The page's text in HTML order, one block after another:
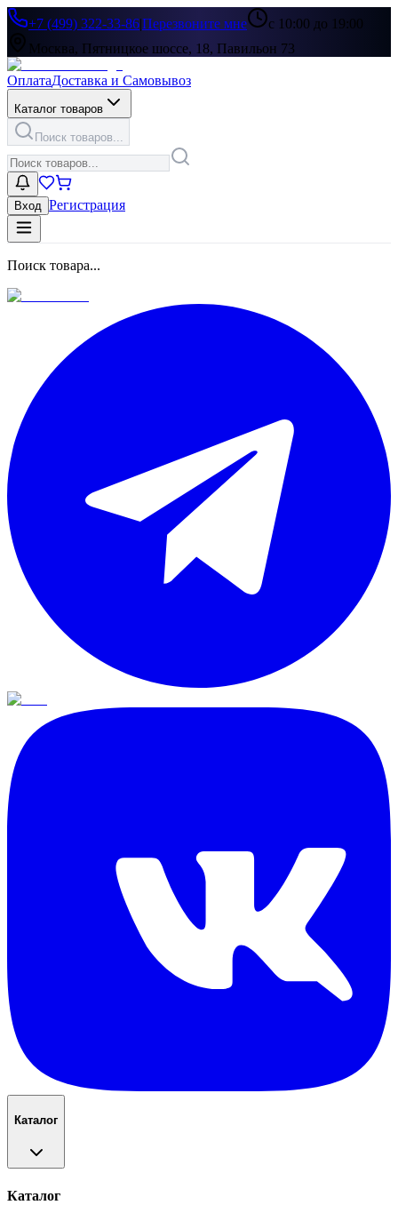
+7 (499) 322-33-86|Перезвоните мне
с 10:00 до 19:00
Москва, Пятницкое шоссе, 18, Павильон 73
ОплатаДоставка и Самовывоз
Каталог товаров
Поиск товаров...
Вход Регистрация
Поиск товара...
Каталог
Каталог